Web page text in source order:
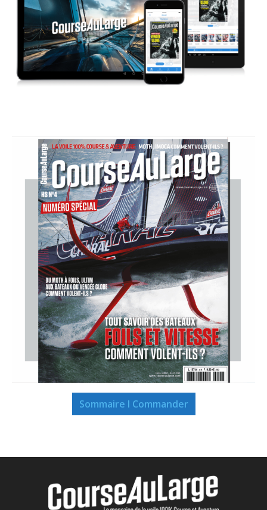
Sommaire I Commander